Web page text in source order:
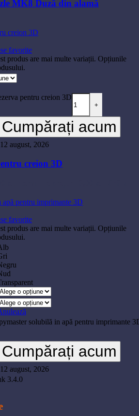
MK8 Duză din alamă
favorite
produs are mai multe variații. Opțiunile
pentru creion 3D
+
Cumpărați acum
august, 2026
creion 3D
favorite
produs are mai multe variații. Opțiunile
solubilă in apă pentru imprimante
Cumpărați acum
august, 2026